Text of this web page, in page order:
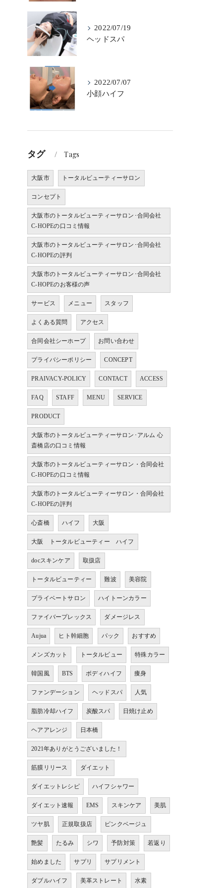
2022/07/19
ヘッドスパ
2022/07/07
小顔ハイフ
タグ Tags
大阪市 トータルビューティーサロン
コンセプト
大阪市のトータルビューティーサロン･合同会社
C-HOPEの口コミ情報
大阪市のトータルビューティーサロン･合同会社
C-HOPEの評判
大阪市のトータルビューティーサロン･合同会社
C-HOPEのお客様の声
サービス メニュー スタッフ
よくある質問 アクセス
合同会社シーホープ お問い合わせ
プライバシーポリシー CONCEPT
PRAIVACY-POLICY CONTACT ACCESS
FAQ STAFF MENU SERVICE
PRODUCT
大阪市のトータルビューティーサロン･アルム 心
斎橋店の口コミ情報
大阪市のトータルビューティーサロン・合同会社
C-HOPEの口コミ情報
大阪市のトータルビューティーサロン・合同会社
C-HOPEの評判
心斎橋 ハイフ 大阪
大阪 トータルビューティー ハイフ
docスキンケア 取扱店
トータルビューティー 難波 美容院
プライベートサロン ハイトーンカラー
ファイバープレックス ダメージレス
Aujua ヒト幹細胞 パック おすすめ
メンズカット トータルビュー 特殊カラー
韓国風 BTS ボディハイフ 痩身
ファンデーション ヘッドスパ 人気
脂肪冷却ハイフ 炭酸スパ 日焼け止め
ヘアアレンジ 日本橋
2021年ありがとうございました！
筋膜リリース ダイエット
ダイエットレシピ ハイフシャワー
ダイエット速報 EMS スキンケア 美肌
ツヤ肌 正規取扱店 ピンクベージュ
艶髪 たるみ シワ 予防対策 若返り
始めました サプリ サプリメント
ダブルハイフ 美革ストレート 水素